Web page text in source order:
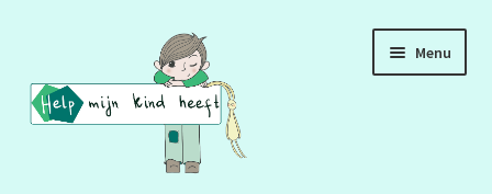
naar
navigatie
de
inhoud
Menu